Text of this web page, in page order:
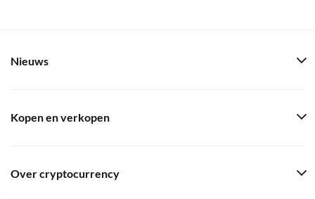
Nieuws
Kopen en verkopen
Over cryptocurrency